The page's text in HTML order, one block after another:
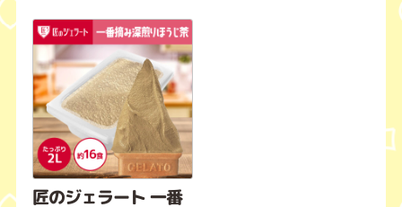
匠のジェラート 一番